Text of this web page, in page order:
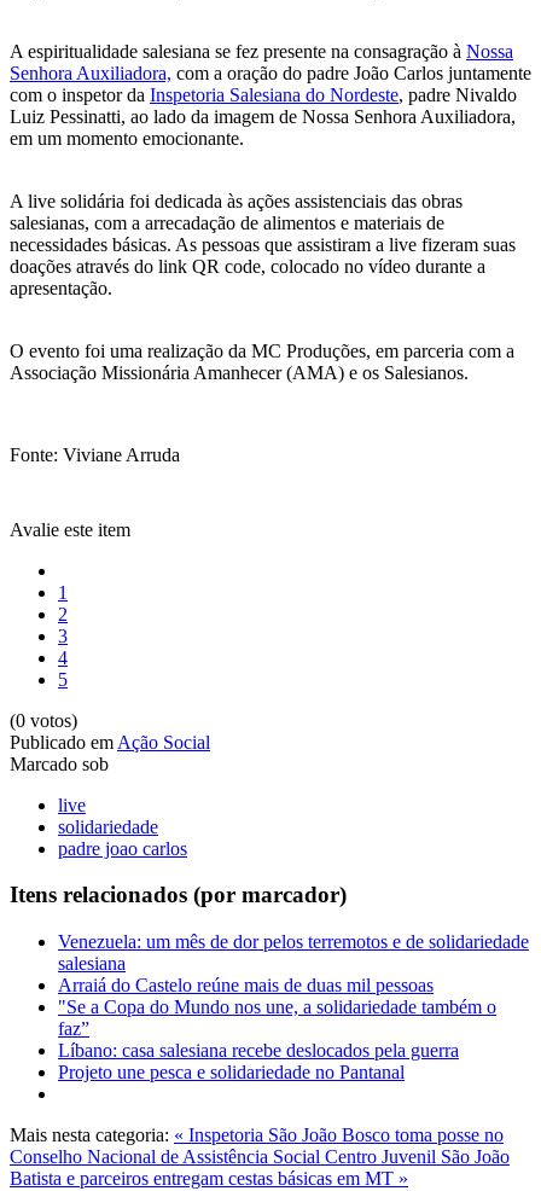
A espiritualidade salesiana se fez presente na consagração à Nossa
Senhora Auxiliadora, com a oração do padre João Carlos juntamente
com o inspetor da Inspetoria Salesiana do Nordeste, padre Nivaldo
Luiz Pessinatti, ao lado da imagem de Nossa Senhora Auxiliadora,
em um momento emocionante.
A live solidária foi dedicada às ações assistenciais das obras
salesianas, com a arrecadação de alimentos e materiais de
necessidades básicas. As pessoas que assistiram a live fizeram suas
doações através do link QR code, colocado no vídeo durante a
apresentação.
O evento foi uma realização da MC Produções, em parceria com a
Associação Missionária Amanhecer (AMA) e os Salesianos.
Fonte: Viviane Arruda
Avalie este item
1
2
3
4
5
(0 votos)
Publicado em Ação Social
Marcado sob
live
solidariedade
padre joao carlos
Itens relacionados (por marcador)
Venezuela: um mês de dor pelos terremotos e de solidariedade
salesiana
Arraiá do Castelo reúne mais de duas mil pessoas
"Se a Copa do Mundo nos une, a solidariedade também o
faz”
Líbano: casa salesiana recebe deslocados pela guerra
Projeto une pesca e solidariedade no Pantanal
Mais nesta categoria: « Inspetoria São João Bosco toma posse no
Conselho Nacional de Assistência Social Centro Juvenil São João
Batista e parceiros entregam cestas básicas em MT »